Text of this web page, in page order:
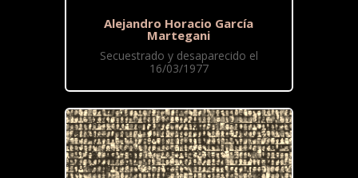
Alejandro Horacio García
Martegani
Secuestrado y desaparecido el
16/03/1977